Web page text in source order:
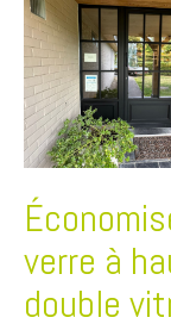
verre à
double